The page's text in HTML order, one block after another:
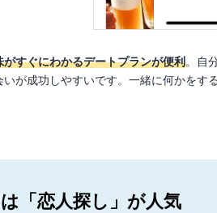
すぐにわかるデートプランが便利。自
いが成功しやすいです。一緒に何かを
「恋人探し」が人気